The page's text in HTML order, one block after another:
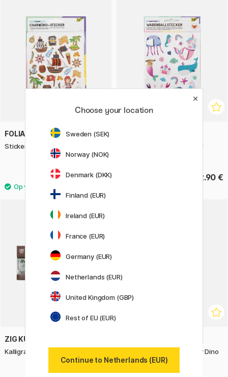
FOLIA
Stickers Piraten 2 Vellen
3.40 €
Stickers Honingraatpapier
2.90 €
ZIG KURETAKE
Kalligrafiepennen set van 3 #2
Stickers Honingraatpapier Dino
1 Vel
Choose your location
Sweden (SEK)
Norway (NOK)
Denmark (DKK)
Finland (EUR)
Ireland (EUR)
France (EUR)
Germany (EUR)
Netherlands (EUR)
United Kingdom (GBP)
Rest of EU (EUR)
Continue to Netherlands (EUR)